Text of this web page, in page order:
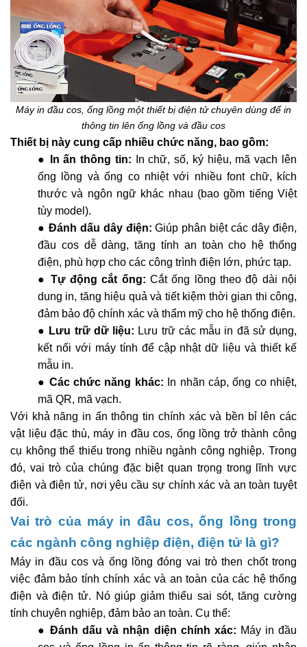
Máy in đầu cos, ống lồng một thiết bị điện tử chuyên dùng để in
thông tin lên ống lồng và đầu cos
Thiết bị này cung cấp nhiều chức năng, bao gồm:
●
In ấn thông tin: In chữ, số, ký hiệu, mã vạch lên
ống lồng và ống co nhiệt với nhiều font chữ, kích
thước và ngôn ngữ khác nhau (bao gồm tiếng Việt
tùy model).
● Đánh dấu dây điện: Giúp phân biệt các dây điện,
đầu cos dễ dàng, tăng tính an toàn cho hệ thống
điện, phù hợp cho các công trình điện lớn, phức tạp.
● Tự động cắt ống:Cắt ống lồng theo độ dài nội
dung in, tăng hiệu quả và tiết kiệm thời gian thi công,
đảm bảo độ chính xác và thẩm mỹ cho hệ thống điện.
● Lưu trữ dữ liệu: Lưu trữ các mẫu in đã sử dụng,
kết nối với máy tính để cập nhật dữ liệu và thiết kế
mẫu in.
● Các chức năng khác: In nhãn cáp, ống co nhiệt,
mã QR, mã vạch.
Với khả năng in ấn thông tin chính xác và bền bỉ lên các
vật liệu đặc thù, máy in đầu cos, ống lồng trở thành công
cụ không thể thiếu trong nhiều ngành công nghiệp. Trong
đó, vai trò của chúng đặc biệt quan trọng trong lĩnh vực
điện và điện tử, nơi yêu cầu sự chính xác và an toàn tuyệt
đối.
Vai trò của máy in đầu cos, ống lồng trong
các ngành công nghiệp điện, điện tử là gì?
Máy in đầu cos và ống lồng đóng vai trò then chốt trong
việc đảm bảo tính chính xác và an toàn của các hệ thống
điện và điện tử. Nó giúp giảm thiểu sai sót, tăng cường
tính chuyên nghiệp, đảm bảo an toàn. Cụ thể:
●Đánh dấu và nhận diện chính xác: Máy in đầu